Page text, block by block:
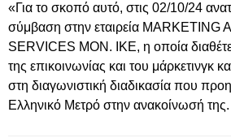
«Για το σκοπό αυτό, στις 02/10/24
σύμβαση στην εταιρεία MARKETING
SERVICES MON. IKE, η οποία
της επικοινωνίας και του μάρκετινγκ
στη διαγωνιστική διαδικασία που
Ελληνικό Μετρό στην ανακοίνωσή της.